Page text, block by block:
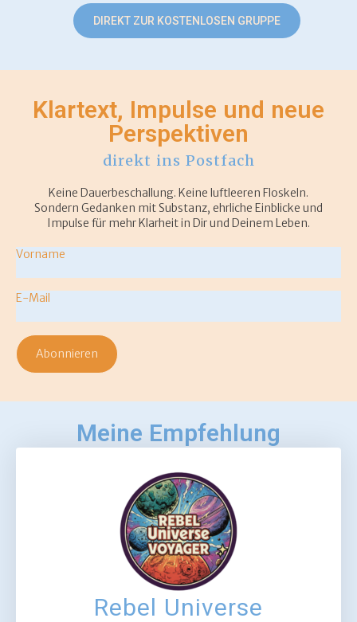
DIREKT ZUR KOSTENLOSEN GRUPPE
Klartext, Impulse und neue
Perspektiven
direkt ins Postfach
Keine Dauerbeschallung. Keine luftleeren Floskeln.
Sondern Gedanken mit Substanz, ehrliche Einblicke und
Impulse für mehr Klarheit in Dir und Deinem Leben.
Vorname
Email
Abonnieren
Meine Empfehlung
Rebel Universe